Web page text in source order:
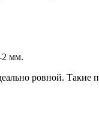
2 мм.
ровной. Такие